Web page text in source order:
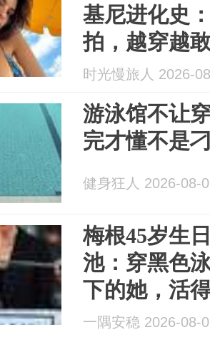
基尼进化史
拍，越穿越
时光慢旅人 2026-
游泳馆不让
完才懂不是
健身狂人 2026-08-
梅根45岁生
池：穿黑色
下的她，活
一隅安稳 2026-08-